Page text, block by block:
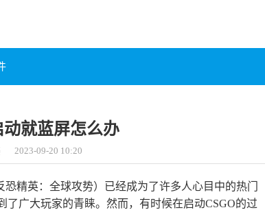
动就蓝屏怎么办
2023-09-20 10:20
精英：全球攻势）已经成为了许多人心目中的热门
广大玩家的青睐。然而，有时候在启动CSGO的过